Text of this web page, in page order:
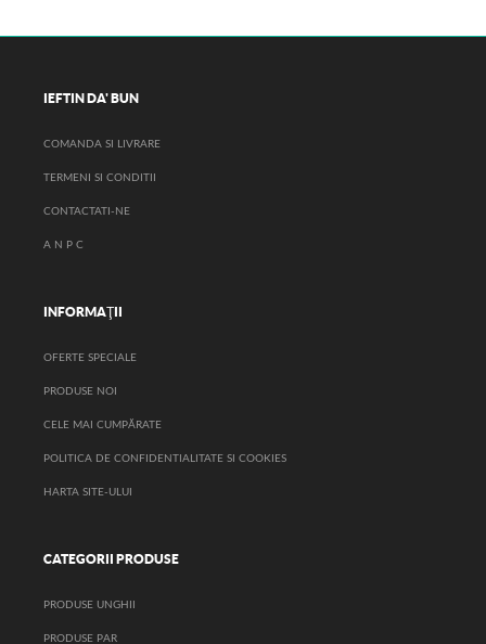
IEFTIN DA' BUN
COMANDA SI LIVRARE
TERMENI SI CONDITII
CONTACTATI-NE
A N P C
INFORMAŢII
OFERTE SPECIALE
PRODUSE NOI
CELE MAI CUMPĂRATE
POLITICA DE CONFIDENTIALITATE SI COOKIES
HARTA SITE-ULUI
CATEGORII PRODUSE
PRODUSE UNGHII
PRODUSE PAR